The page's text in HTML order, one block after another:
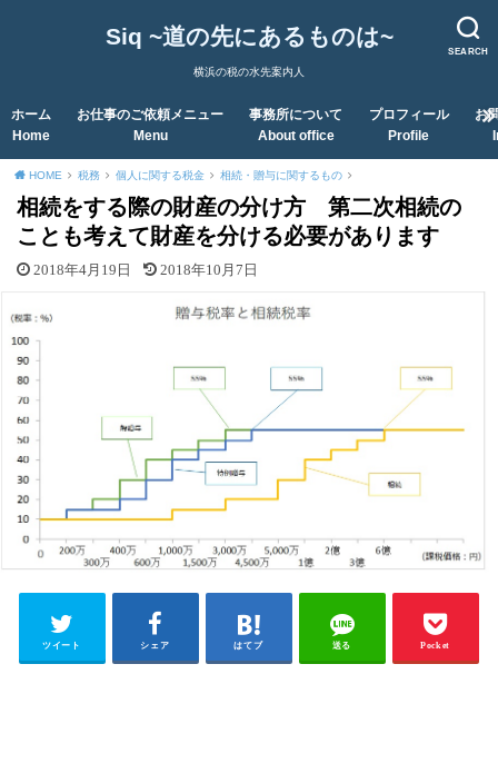
SEARCH
Siq ~道の先にあるものは~
横浜の税の水先案内人
ホーム
Home
お仕事のご依頼メニュー
Menu
事務所について
About office
プロフィール
Profile
お
HOME 税務 個人に関する税金 相続・贈与に関するもの
相続をする際の財産の分け方 第二次相続の
ことも考えて財産を分ける必要があります
2018年4月19日 2018年10月7日
ツイート シェア はてブ 送る Pocket